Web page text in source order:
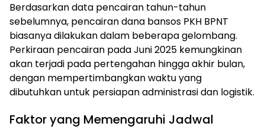
Berdasarkan data pencairan tahun-tahun
sebelumnya, pencairan dana bansos PKH BPNT
biasanya dilakukan dalam beberapa gelombang.
Perkiraan pencairan pada Juni 2025 kemungkinan
akan terjadi pada pertengahan hingga akhir bulan,
dengan mempertimbangkan waktu yang
dibutuhkan untuk persiapan administrasi dan logistik.
Faktor yang Memengaruhi Jadwal